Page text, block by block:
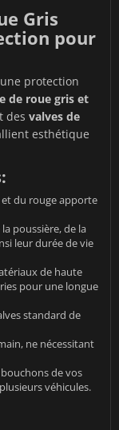
Gris
pour
protection
de roue gris et
des valves de
esthétique
du rouge apporte
poussière, de la
leur durée de vie
de haute
pour une longue
standard de
ne nécessitant
de vos
véhicules.